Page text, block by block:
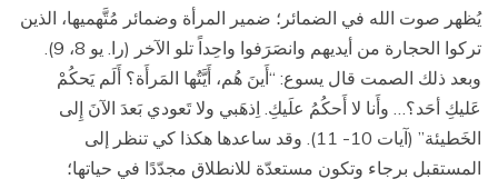
يُظهر صوت الله في الضمائر؛ ضمير المرأة وضمائر مُتَّهميها، الذين
تركوا الحجارة من أيديهم وانصَرَفوا واحِداً تلو الآخر (را. يو 8، 9).
وبعد ذلك الصمت قال يسوع: “أَينَ هُم، أَيَّتُها المَرأَة؟ أَلَم يَحكُمْ
عَليكِ أحَد؟… وأَنا لا أَحكُمُ علَيكِ. اِذهَبي ولا تَعودي بَعدَ الآنَ إِلى
الخَطيئة” (آيات 10- 11). وقد ساعدها هكذا كي تنظر إلى
المستقبل برجاء وتكون مستعدّة للانطلاق مجدّدًا في حياتها؛